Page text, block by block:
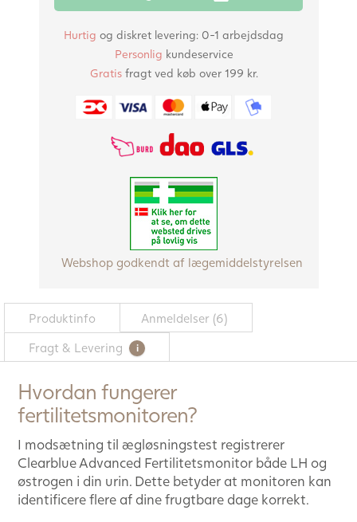
på
anmeldelser
Hurtig og diskret levering: 0-1 arbejdsdag
Personlig kundeservice
Gratisfragt ved køb over 199 kr.
Webshop godkendt af lægemiddelstyrelsen
Produktinfo Anmeldelser (6)
Fragt & Levering
Hvordan fungerer
fertilitetsmonitoren?
I modsætning til ægløsningstest registrerer
Clearblue Advanced Fertilitetsmonitor både LH og
østrogen i din urin. Dette betyder at monitoren kan
identificere flere af dine frugtbare dage korrekt.